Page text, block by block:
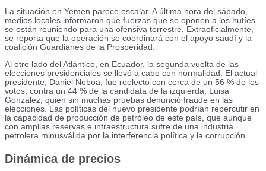
La situación en Yemen parece escalar. A última hora del sábado,
medios locales informaron que fuerzas que se oponen a los hutíes
se están reuniendo para una ofensiva terrestre. Extraoficialmente,
se reporta que la operación se coordinará con el apoyo saudí y la
coalición Guardianes de la Prosperidad.
Al otro lado del Atlántico, en Ecuador, la segunda vuelta de las
elecciones presidenciales se llevó a cabo con normalidad. El actual
presidente, Daniel Noboa, fue reelecto con cerca de un 56 % de los
votos, contra un 44 % de la candidata de la izquierda, Luisa
González, quien sin muchas pruebas denunció fraude en las
elecciones. Las políticas del nuevo presidente podrían repercutir en
la capacidad de producción de petróleo de este país, que aunque
con amplias reservas e infraestructura sufre de una industria
petrolera minusválida por la interferencia política y la corrupción.
Dinámica de precios